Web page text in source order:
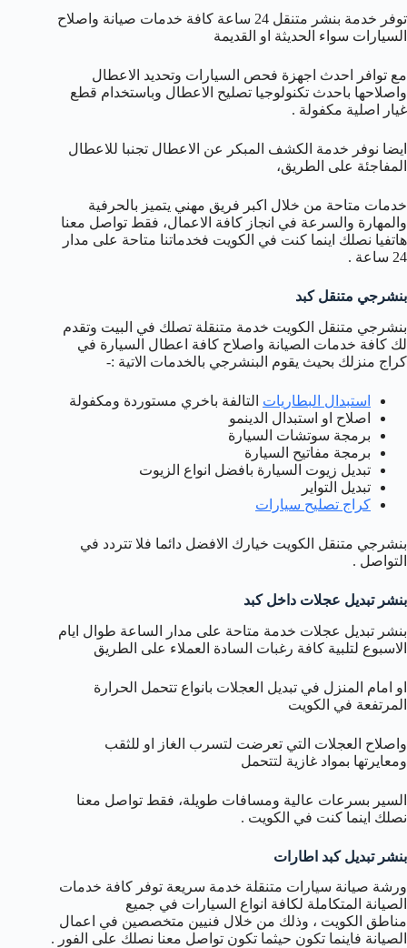
توفر خدمة بنشر متنقل 24 ساعة كافة خدمات صيانة واصلاح
السيارات سواء الحديثة او القديمة
مع توافر احدث اجهزة فحص السيارات وتحديد الاعطال
واصلاحها باحدث تكنولوجيا تصليح الاعطال وباستخدام قطع
غيار اصلية مكفولة .
ايضا نوفر خدمة الكشف المبكر عن الاعطال تجنبا للاعطال
المفاجئة على الطريق،
خدمات متاحة من خلال اكبر فريق مهني يتميز بالحرفية
والمهارة والسرعة في انجاز كافة الاعمال، فقط تواصل معنا
هاتفيا نصلك اينما كنت في الكويت فخدماتنا متاحة على مدار
24 ساعة .
بنشرجي متنقل كبد
بنشرجي متنقل الكويت خدمة متنقلة تصلك في البيت وتقدم
لك كافة خدمات الصيانة واصلاح كافة اعطال السيارة في
كراج منزلك بحيث يقوم البنشرجي بالخدمات الاتية :-
استبدال البطاريات التالفة باخري مستوردة ومكفولة
اصلاح او استبدال الدينمو
برمجة سوتشات السيارة
برمجة مفاتيح السيارة
تبديل زيوت السيارة بافضل انواع الزيوت
تبديل التواير
كراج تصليح سيارات
بنشرجي متنقل الكويت خيارك الافضل دائما فلا تتردد في
التواصل .
بنشر تبديل عجلات داخل كبد
بنشر تبديل عجلات خدمة متاحة على مدار الساعة طوال ايام
الاسبوع لتلبية كافة رغبات السادة العملاء على الطريق
او امام المنزل في تبديل العجلات بانواع تتحمل الحرارة
المرتفعة في الكويت
واصلاح العجلات التي تعرضت لتسرب الغاز او للثقب
ومعايرتها بمواد غازية لتتحمل
السير بسرعات عالية ومسافات طويلة، فقط تواصل معنا
نصلك اينما كنت في الكويت .
بنشر تبديل كبد اطارات
ورشة صيانة سيارات متنقلة خدمة سريعة توفر كافة خدمات
الصيانة المتكاملة لكافة انواع السيارات في جميع
مناطق الكويت ، وذلك من خلال فنيين متخصصين في اعمال
الصيانة فاينما تكون حيثما تكون تواصل معنا نصلك على الفور .